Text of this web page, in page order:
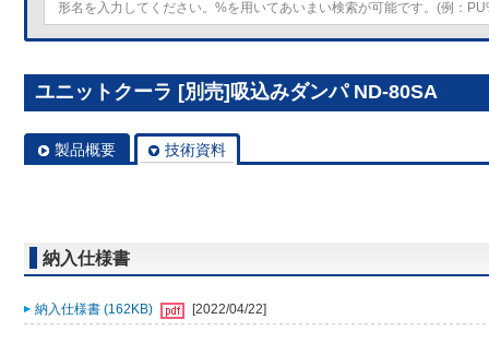
ユニットクーラ [別売]吸込みダンパ ND-80SA
製品概要 技術資料
納入仕様書
納入仕様書 (162KB) [2022/04/22]